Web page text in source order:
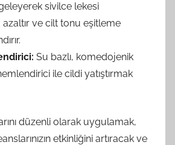
sivilce lekesi
ve cilt tonu eşitleme
Su bazlı, komedojenik
ile cildi yatıştırmak
düzenli olarak uygulamak,
etkinliğini artıracak ve